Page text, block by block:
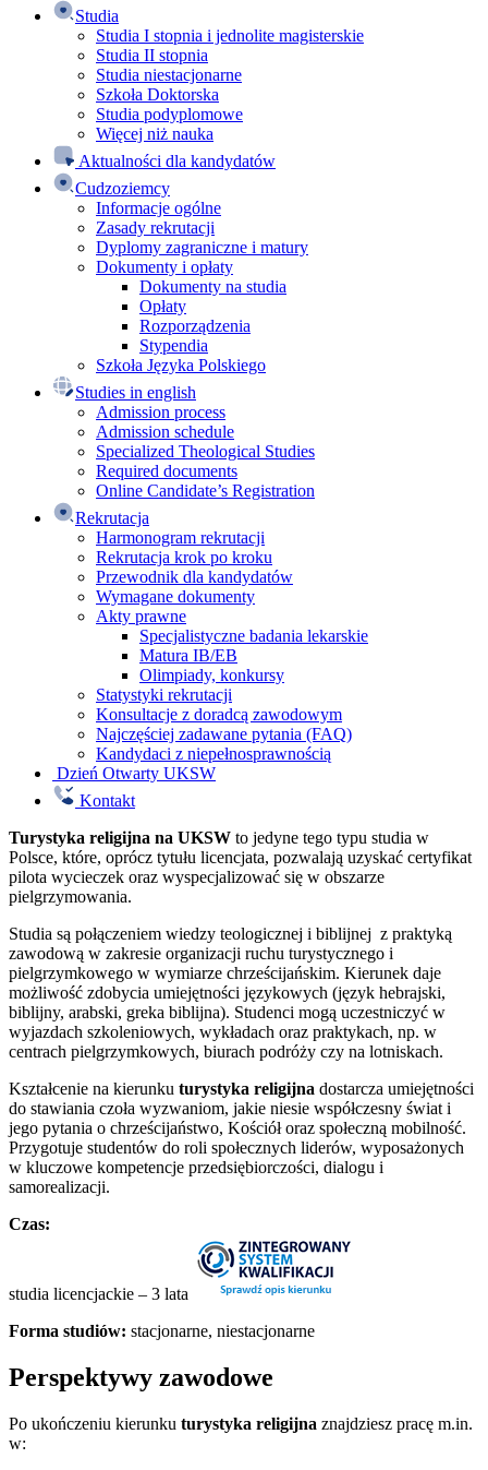
Studia
Studia I stopnia i jednolite magisterskie
Studia II stopnia
Studia niestacjonarne
Szkoła Doktorska
Studia podyplomowe
Więcej niż nauka
Aktualności dla kandydatów
Cudzoziemcy
Informacje ogólne
Zasady rekrutacji
Dyplomy zagraniczne i matury
Dokumenty i opłaty
Dokumenty na studia
Opłaty
Rozporządzenia
Stypendia
Szkoła Języka Polskiego
Studies in english
Admission process
Admission schedule
Specialized Theological Studies
Required documents
Online Candidate’s Registration
Rekrutacja
Harmonogram rekrutacji
Rekrutacja krok po kroku
Przewodnik dla kandydatów
Wymagane dokumenty
Akty prawne
Specjalistyczne badania lekarskie
Matura IB/EB
Olimpiady, konkursy
Statystyki rekrutacji
Konsultacje z doradcą zawodowym
Najczęściej zadawane pytania (FAQ)
Kandydaci z niepełnosprawnością
Dzień Otwarty UKSW
Kontakt
Turystyka religijna na UKSW to jedyne tego typu studia w
Polsce, które, oprócz tytułu licencjata, pozwalają uzyskać certyfikat
pilota wycieczek oraz wyspecjalizować się w obszarze
pielgrzymowania.
Studia są połączeniem wiedzy teologicznej i biblijnej z praktyką
zawodową w zakresie organizacji ruchu turystycznego i
pielgrzymkowego w wymiarze chrześcijańskim. Kierunek daje
możliwość zdobycia umiejętności językowych (język hebrajski,
biblijny, arabski, greka biblijna). Studenci mogą uczestniczyć w
wyjazdach szkoleniowych, wykładach oraz praktykach, np. w
centrach pielgrzymkowych, biurach podróży czy na lotniskach.
Kształcenie na kierunku turystyka religijna dostarcza umiejętności
do stawiania czoła wyzwaniom, jakie niesie współczesny świat i
jego pytania o chrześcijaństwo, Kościół oraz społeczną mobilność.
Przygotuje studentów do roli społecznych liderów, wyposażonych
w kluczowe kompetencje przedsiębiorczości, dialogu i
samorealizacji.
Czas:
studia licencjackie – 3 lata
Forma studiów: stacjonarne, niestacjonarne
Perspektywy zawodowe
Po ukończeniu kierunku turystyka religijna znajdziesz pracę m.in.
w: